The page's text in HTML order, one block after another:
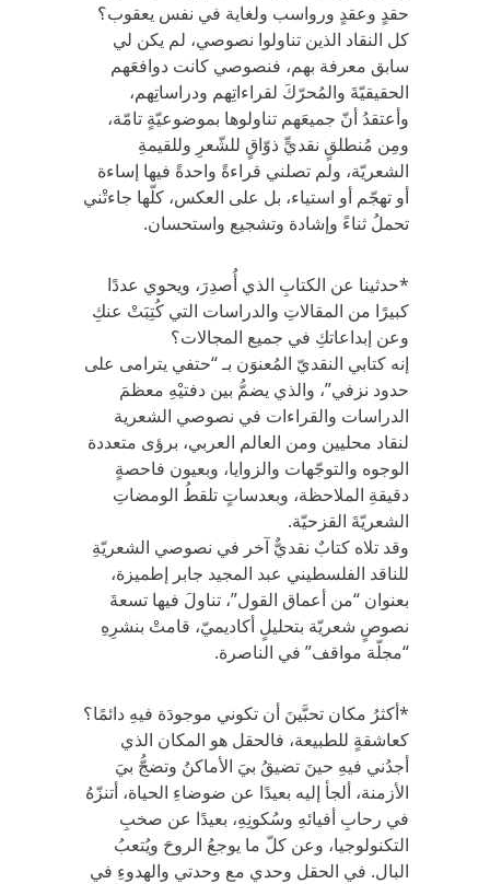
حقدٍ وعقدٍ ورواسب ولغاية في نفس يعقوب؟
كل النقاد الذين تناولوا نصوصي، لم يكن لي
سابق معرفة بهم، فنصوصي كانت دوافعَهم
الحقيقيّةَ والمُحرّكَ لقراءاتِهم ودراساتِهم،
وأعتقدُ أنّ جميعَهم تناولوها بموضوعيّةٍ تامّة،
ومِن مُنطلقٍ نقديٍّ ذوّاقٍ للشّعرِ وللقيمةِ
الشعريّة، ولم تصلني قراءةً واحدةً فيها إساءة
أو تهجّم أو استياء، بل على العكس، كلّها جاءتْني
تحملُ ثناءً وإشادة وتشجيع واستحسان.
*حدثينا عن الكتابِ الذي أُصدِرَ، ويحوي عددًا
كبيرًا من المقالاتِ والدراسات التي كُتِبَتْ عنكِ
وعن إبداعاتكِ في جميع المجالات؟
إنه كتابي النقديّ المُعنوَن بـ “حتفي يترامى على
حدود نزفي”، والذي يضمُّ بين دفتيْهِ معظمَ
الدراسات والقراءات في نصوصي الشعرية
لنقاد محليين ومن العالم العربي، برؤى متعددة
الوجوه والتوجّهات والزوايا، وبعيون فاحصةٍ
دقيقةِ الملاحظة، وبعدساتٍ تلقطُ الومضاتِ
الشعريّةَ القزحيّة.
وقد تلاه كتابٌ نقديٌّ آخر في نصوصي الشعريّةِ
للناقد الفلسطيني عبد المجيد جابر إطميزة،
بعنوان “من أعماق القول”، تناولَ فيها تسعةَ
نصوصٍ شعريّة بتحليلٍ أكاديميّ، قامتْ بنشرِهِ
“مجلّة مواقف” في الناصرة.
*أكثرُ مكان تحبَّينَ أن تكوني موجودَة فيهِ دائمًا؟
كعاشقةٍ للطبيعة، فالحقل هو المكان الذي
أجدُني فيهِ حينَ تضيقُ بيَ الأماكنُ وتضجُّ بيَ
الأزمنة، ألجأ إليه بعيدًا عن ضوضاءِ الحياة، أتنزّهُ
في رحابِ أفيائهِ وسُكونِهِ، بعيدًا عن صخبِ
التكنولوجيا، وعن كلّ ما يوجعُ الروحَ ويُتعبُ
البال. في الحقل وحدي مع وحدتي والهدوءِ في